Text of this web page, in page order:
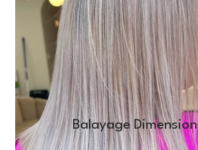
Balayage Dimension